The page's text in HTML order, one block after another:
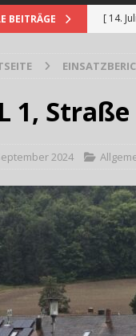
BEITRÄGE [ 14.
[ 28.
1,
2024